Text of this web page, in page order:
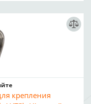
крепления